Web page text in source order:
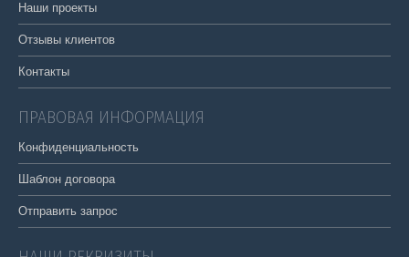
Наши проекты
Отзывы клиентов
Контакты
ПРАВОВАЯ ИНФОРМАЦИЯ
Конфиденциальность
Шаблон договора
Отправить запрос